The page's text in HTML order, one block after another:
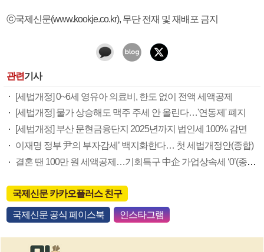
ⓒ국제신문(www.kookje.co.kr), 무단 전재 및 재배포 금지
관련기사
[세법개정] 0~6세 영유아 의료비, 한도 없이 전액 세액공제
[세법개정] 물가 상승해도 맥주 주세 안 올린다…'연동제' 폐지
[세법개정] 부산 문현금융단지 2025년까지 법인세 100% 감면
이재명 정부 尹의 부자감세’ 백지화한다… 첫 세법개정안(종합)
결혼 땐 100만 원 세액공제…기회특구 中企 가업상속세 ‘0’(종합)
국제신문 카카오플러스 친구
국제신문 공식 페이스북 인스타그램